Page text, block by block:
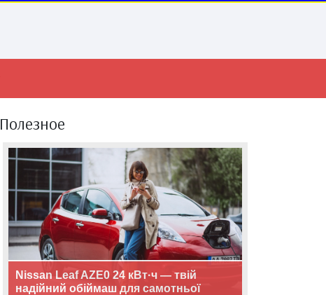
Полезное
Nissan Leaf AZE0 24 кВт·ч — твій
надійний обіймаш для самотньої